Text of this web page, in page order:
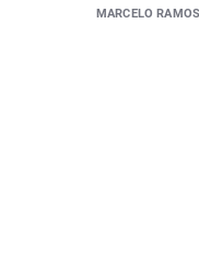
MARCELO